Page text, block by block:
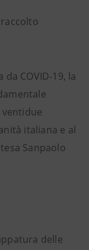
COVID-19, la
italiana e al
Sanpaolo
delle